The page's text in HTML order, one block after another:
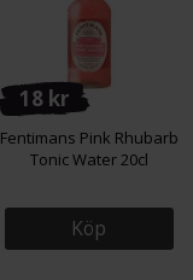
18 kr
Fentimans Pink Rhubarb
Tonic Water 20cl
Köp